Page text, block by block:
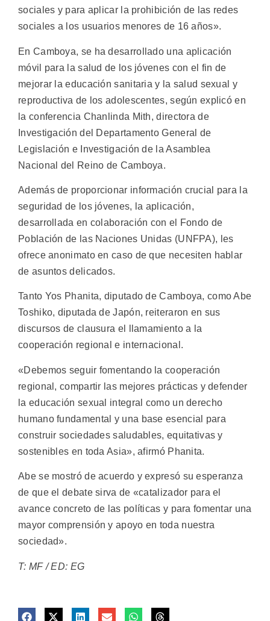
sociales y para aplicar la prohibición de las redes
sociales a los usuarios menores de 16 años».
En Camboya, se ha desarrollado una aplicación
móvil para la salud de los jóvenes con el fin de
mejorar la educación sanitaria y la salud sexual y
reproductiva de los adolescentes, según explicó en
la conferencia Chanlinda Mith, directora de
Investigación del Departamento General de
Legislación e Investigación de la Asamblea
Nacional del Reino de Camboya.
Además de proporcionar información crucial para la
seguridad de los jóvenes, la aplicación,
desarrollada en colaboración con el Fondo de
Población de las Naciones Unidas (UNFPA), les
ofrece anonimato en caso de que necesiten hablar
de asuntos delicados.
Tanto Yos Phanita, diputado de Camboya, como Abe
Toshiko, diputada de Japón, reiteraron en sus
discursos de clausura el llamamiento a la
cooperación regional e internacional.
«Debemos seguir fomentando la cooperación
regional, compartir las mejores prácticas y defender
la educación sexual integral como un derecho
humano fundamental y una base esencial para
construir sociedades saludables, equitativas y
sostenibles en toda Asia», afirmó Phanita.
Abe se mostró de acuerdo y expresó su esperanza
de que el debate sirva de «catalizador para el
avance concreto de las políticas y para fomentar una
mayor comprensión y apoyo en toda nuestra
sociedad».
T: MF / ED: EG